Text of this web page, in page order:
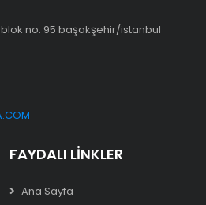
no: 95 başakşehir/i̇stanbul
FAYDALI LINKLER
Ana Sayfa